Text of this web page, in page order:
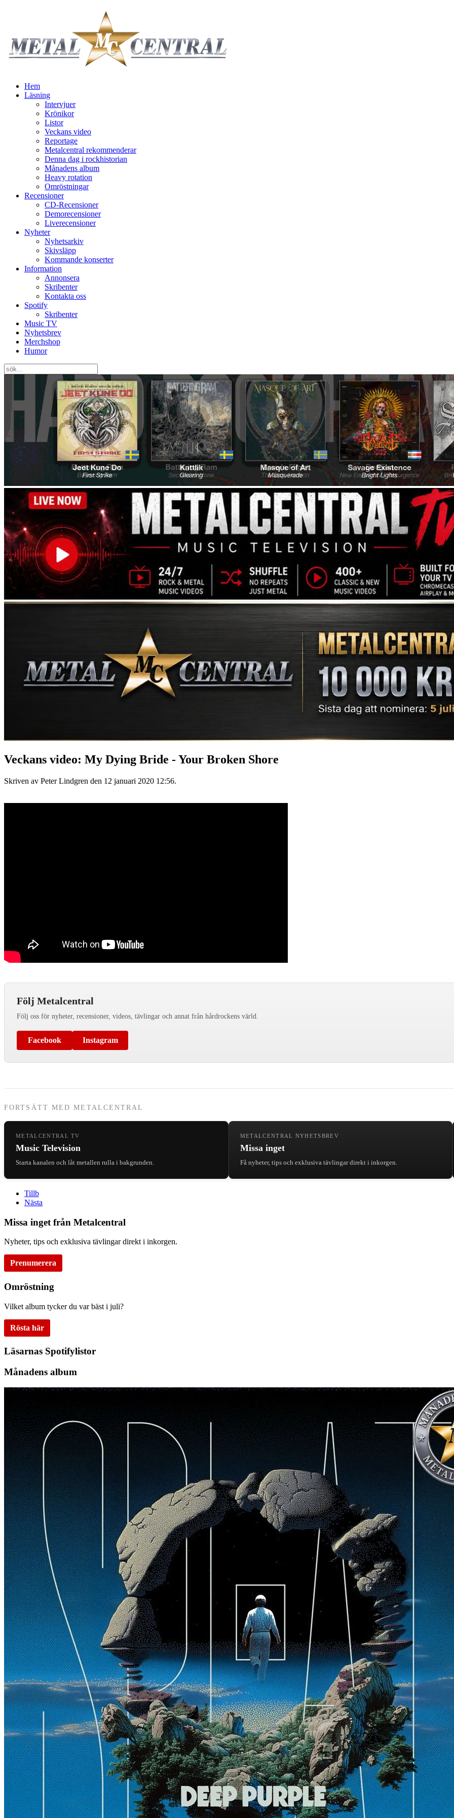
Hem
Läsning
Intervjuer
Krönikor
Listor
Veckans video
Reportage
Metalcentral rekommenderar
Denna dag i rockhistorian
Månadens album
Heavy rotation
Omröstningar
Recensioner
CD-Recensioner
Demorecensioner
Liverecensioner
Nyheter
Nyhetsarkiv
Skivsläpp
Kommande konserter
Information
Annonsera
Skribenter
Kontakta oss
Spotify
Skribenter
Music TV
Nyhetsbrev
Merchshop
Humor
Veckans video: My Dying Bride - Your Broken Shore
Skriven av Peter Lindgren den 12 januari 2020 12:56.
Följ Metalcentral
Följ oss för nyheter, recensioner, videos, tävlingar och annat från hårdrockens värld.
Facebook Instagram
FORTSÄTT MED METALCENTRAL
METALCENTRAL TV
Music Television
Starta kanalen och låt metallen rulla i bakgrunden.
METALCENTRAL NYHETSBREV
Missa inget
Få nyheter, tips och exklusiva tävlingar direkt i inkorgen.
Tillb
Nästa
Missa inget från Metalcentral
Nyheter, tips och exklusiva tävlingar direkt i inkorgen.
Prenumerera
Omröstning
Vilket album tycker du var bäst i juli?
Rösta här
Läsarnas Spotifylistor
Månadens album